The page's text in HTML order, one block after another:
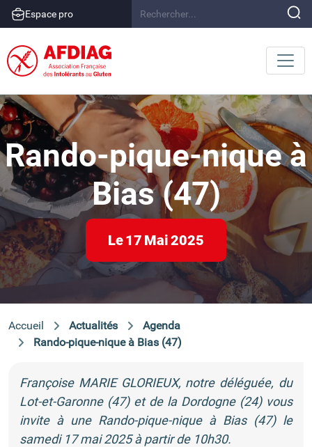
Espace pro
Rando-pique-nique à
Bias (47)
Le17 Mai2025
Accueil Actualités
Agenda
Rando-pique-nique à Bias (47)
Françoise MARIE GLORIEUX, notre déléguée, du
Lot-et-Garonne (47) et de la Dordogne (24) vous
invite à une Rando-pique-nique à Bias (47) le
samedi 17 mai 2025 à partir de 10h30.